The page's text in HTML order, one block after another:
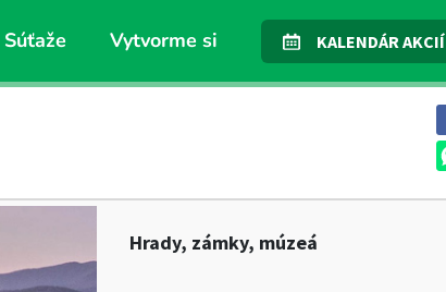
Súťaže Vytvorme si KALENDÁR AKCIÍ
Hrady, zámky, múzeá